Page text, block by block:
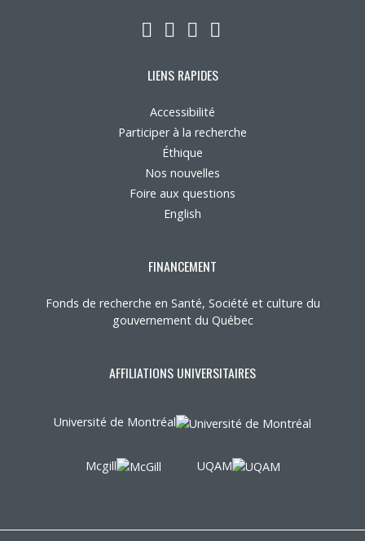
LinkedIn
YouTube
Twitter
LIENS RAPIDES
Accessibilité
Participer à la recherche
Éthique
Nos nouvelles
Foire aux questions
English
FINANCEMENT
Fonds de recherche en Santé, Société et culture du
gouvernement du Québec
AFFILIATIONS UNIVERSITAIRES
Université de Montréal
Mcgill UQAM